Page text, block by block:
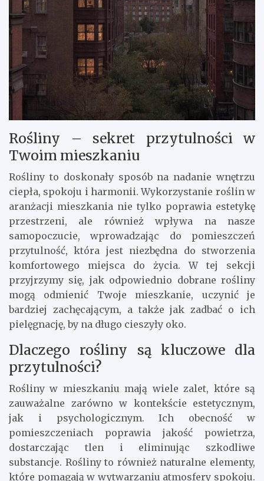
Rośliny – sekret przytulności w
Twoim mieszkaniu
Rośliny to doskonały sposób na nadanie wnętrzu
ciepła, spokoju i harmonii. Wykorzystanie roślin w
aranżacji mieszkania nie tylko poprawia estetykę
przestrzeni, ale również wpływa na nasze
samopoczucie, wprowadzając do pomieszczeń
przytulność, która jest niezbędna do stworzenia
komfortowego miejsca do życia. W tej sekcji
przyjrzymy się, jak odpowiednio dobrane rośliny
mogą odmienić Twoje mieszkanie, uczynić je
bardziej zachęcającym, a także jak zadbać o ich
pielęgnację, by na długo cieszyły oko.
Dlaczego rośliny są kluczowe dla
przytulności?
Rośliny w mieszkaniu mają wiele zalet, które są
zauważalne zarówno w kontekście estetycznym,
jak i psychologicznym. Ich obecność w
pomieszczeniach poprawia jakość powietrza,
dostarczając tlen i eliminując szkodliwe
substancje. Rośliny to również naturalne elementy,
które pomagają w wytwarzaniu atmosfery spokoju.